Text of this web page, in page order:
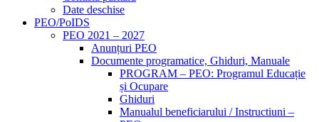
Date deschise
PEO/PoIDS
PEO 2021 – 2027
Anunțuri PEO
Documente programatice, Ghiduri, Manuale
PROGRAM – PEO: Programul Educație
și Ocupare
Ghiduri
Manualul beneficiarului / Instructiuni –